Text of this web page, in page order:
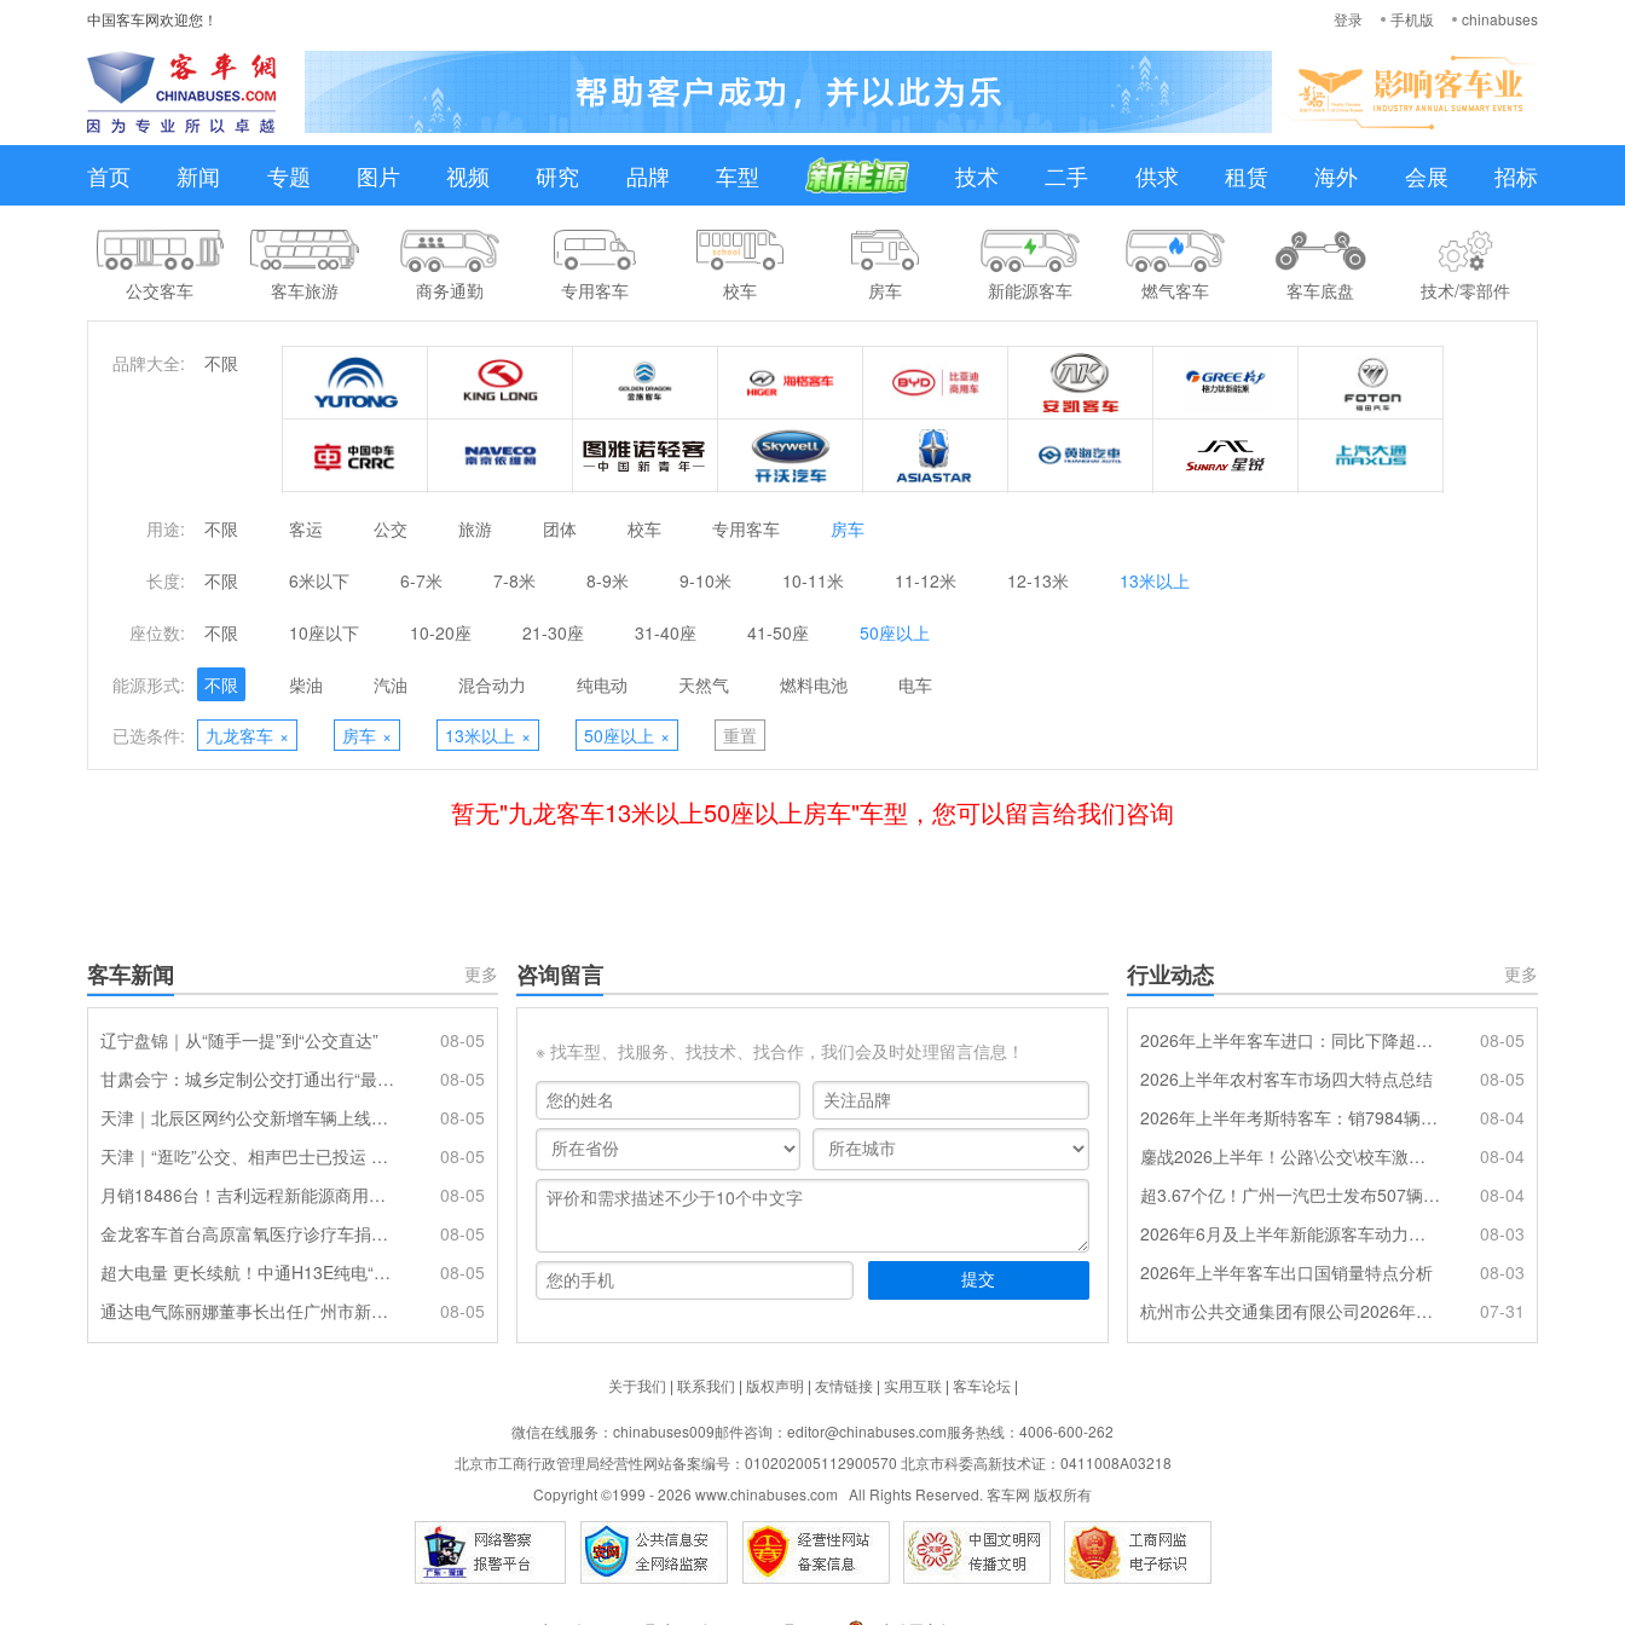
中国客车网欢迎您！ 登录 手机版 chinabuses
首页 新闻 专题 图片 视频 研究 品牌 车型 技术 二手 供求 租赁 海外 会展 招标
公交客车 客车旅游 商务通勤 专用客车 校车 房车 新能源客车 燃气客车 客车底盘 技术/零部件
品牌大全: 不限
用途: 不限 客运 公交 旅游 团体 校车 专用客车 房车
长度: 不限 6米以下 6-7米 7-8米 8-9米 9-10米 10-11米 11-12米 12-13米 13米以上
座位数: 不限 10座以下 10-20座 21-30座 31-40座 41-50座 50座以上
能源形式: 不限 柴油 汽油 混合动力 纯电动 天然气 燃料电池 电车
已选条件: 九龙客车 × 房车 × 13米以上 × 50座以上 × 重置
暂无"九龙客车13米以上50座以上房车"车型，您可以留言给我们咨询
客车新闻 更多
辽宁盘锦｜从“随手一提”到“公交直达”
08-05
甘肃会宁：城乡定制公交打通出行“最后一公里”
08-05
天津｜北辰区网约公交新增车辆上线运营
08-05
天津｜“逛吃”公交、相声巴士已投运 无目的地海上游试点航线将推出
08-05
月销18486台！吉利远程新能源商用车7月销量持续攀升
08-05
金龙客车首台高原富氧医疗诊疗车捐赠左贡 守护健康
08-05
超大电量 更长续航！中通H13E纯电“巨无霸”赋能大湾区多元品质出行
08-05
通达电气陈丽娜董事长出任广州市新能源智能汽车发展促进会会长
08-05
咨询留言
※ 找车型、找服务、找技术、找合作，我们会及时处理留言信息！
行业动态 更多
2026年上半年客车进口：同比下降超4成，轻客主体地位凸显
08-05
2026上半年农村客车市场四大特点总结
08-05
2026年上半年考斯特客车：销7984辆 6米领涨领跑 电动化提速
08-04
鏖战2026上半年！公路\公交\校车激烈角逐，谁问鼎赛道赢家?
08-04
超3.67个亿！广州一汽巴士发布507辆纯电动城市客车采购中标公告
08-04
2026年6月及上半年新能源客车动力电池装机量特点分析
08-03
2026年上半年客车出口国销量特点分析
08-03
杭州市公共交通集团有限公司2026年100辆纯电动城市客车采购招标公告
07-31
关于我们 | 联系我们 | 版权声明 | 友情链接| 实用互联| 客车论坛|
微信在线服务：chinabuses009邮件咨询：editor@chinabuses.com服务热线：4006-600-262
北京市工商行政管理局经营性网站备案编号：010202005112900570 北京市科委高新技术证：0411008A03218
Copyright ©1999 -2026 www.chinabuses.com All Rights Reserved. 客车网 版权所有